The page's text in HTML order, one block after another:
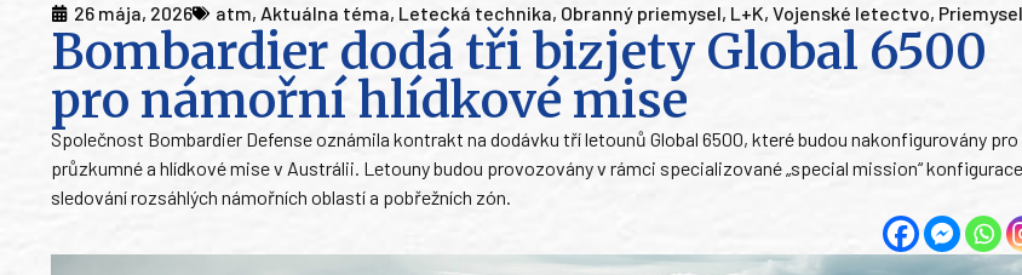
26 mája, 2026 atm, Aktuálna téma, Letecká technika, Obranný priemysel, L+K, Vojenské letectvo, Priemysel
Bombardier dodá tři bizjety Global 6500
pro námořní hlídkové mise
Společnost Bombardier Defense oznámila kontrakt na dodávku tří letounů Global 6500, které budou nakonfigurovány
průzkumné a hlídkové mise v Austrálii. Letouny budou provozovány v rámci specializované „special mission“
sledování rozsáhlých námořních oblastí a pobřežních zón.